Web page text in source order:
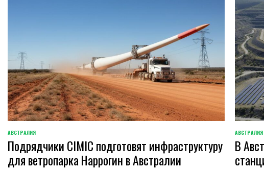
ОПУБЛИКОВАНО
В
АВСТРАЛИЯ
Подрядчики CIMIC подготовят инфраструктуру
для ветропарка Наррогин в Австралии
В
АВСТРАЛИЯ
В